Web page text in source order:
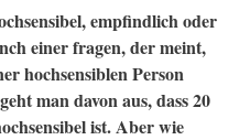
empfindlich oder
einer fragen, der meint,
hochsensiblen Person
man davon aus, dass 20
ist. Aber wie